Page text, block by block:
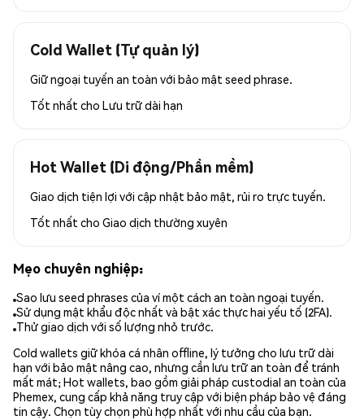
Cold Wallet (Tự quản lý)
Giữ ngoại tuyến an toàn với bảo mật seed phrase.
Tốt nhất cho Lưu trữ dài hạn
Hot Wallet (Di động/Phần mềm)
Giao dịch tiện lợi với cập nhật bảo mật, rủi ro trực tuyến.
Tốt nhất cho Giao dịch thường xuyên
Mẹo chuyên nghiệp:
Sao lưu seed phrases của ví một cách an toàn ngoại tuyến.
Sử dụng mật khẩu độc nhất và bật xác thực hai yếu tố (2FA).
Thử giao dịch với số lượng nhỏ trước.
Cold wallets giữ khóa cá nhân offline, lý tưởng cho lưu trữ dài
hạn với bảo mật nâng cao, nhưng cần lưu trữ an toàn để tránh
mất mát; Hot wallets, bao gồm giải pháp custodial an toàn của
Phemex, cung cấp khả năng truy cập với biện pháp bảo vệ đáng
tin cậy. Chọn tùy chọn phù hợp nhất với nhu cầu của bạn.